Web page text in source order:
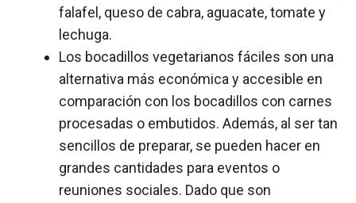
falafel, queso de cabra, aguacate, tomate y
lechuga.
Los bocadillos vegetarianos fáciles son una
alternativa más económica y accesible en
comparación con los bocadillos con carnes
procesadas o embutidos. Además, al ser tan
sencillos de preparar, se pueden hacer en
grandes cantidades para eventos o
reuniones sociales. Dado que son